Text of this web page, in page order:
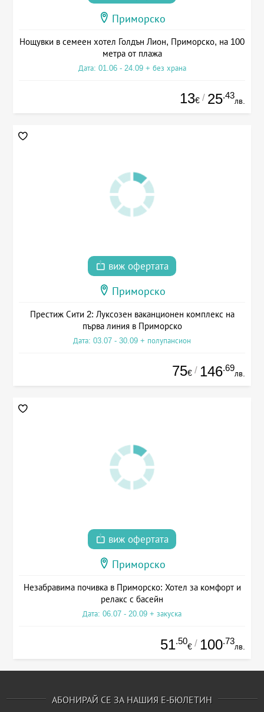
Приморско
Нощувки в семеен хотел Голдън Лион, Приморско, на 100
метра от плажа
Дата: 01.06 - 24.09 + без храна
13€ / 25.43
лв.
виж офертата
Приморско
Престиж Сити 2: Луксозен ваканционен комплекс на
първа линия в Приморско
Дата: 03.07 - 30.09 + полупансион
75€ / 146.69
лв.
виж офертата
Приморско
Незабравима почивка в Приморско: Хотел за комфорт и
релакс с басейн
Дата: 06.07 - 20.09 + закуска
51.50
€ / 100.73
лв.
АБОНИРАЙ СЕ ЗА НАШИЯ Е-БЮЛЕТИН